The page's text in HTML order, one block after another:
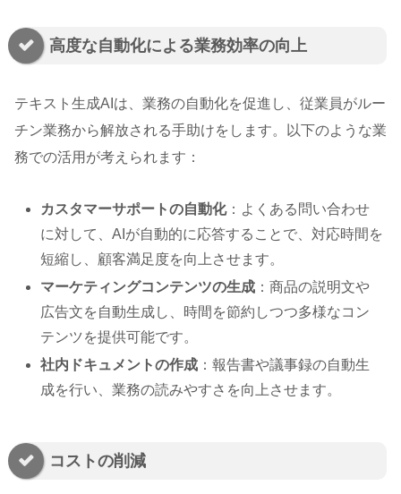
高度な自動化による業務効率の向上
テキスト生成AIは、業務の自動化を促進し、従業員がルー
チン業務から解放される手助けをします。以下のような業
務での活用が考えられます：
カスタマーサポートの自動化：よくある問い合わせ
に対して、AIが自動的に応答することで、対応時間を
短縮し、顧客満足度を向上させます。
マーケティングコンテンツの生成 ：商品の説明文や
広告文を自動生成し、時間を節約しつつ多様なコン
テンツを提供可能です。
社内ドキュメントの作成 ：報告書や議事録の自動生
成を行い、業務の読みやすさを向上させます。
コストの削減